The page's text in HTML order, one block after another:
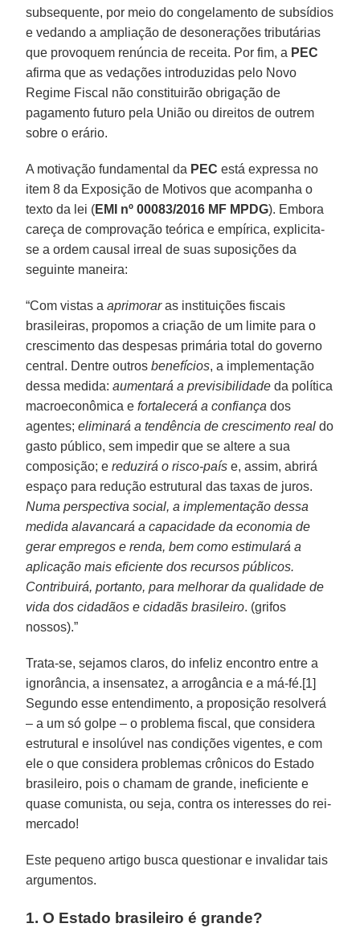
subsequente, por meio do congelamento de subsídios
e vedando a ampliação de desonerações tributárias
que provoquem renúncia de receita. Por fim, a PEC
afirma que as vedações introduzidas pelo Novo
Regime Fiscal não constituirão obrigação de
pagamento futuro pela União ou direitos de outrem
sobre o erário.
A motivação fundamental da PEC está expressa no
item 8 da Exposição de Motivos que acompanha o
texto da lei (EMI nº 00083/2016 MF MPDG). Embora
careça de comprovação teórica e empírica, explicita-
se a ordem causal irreal de suas suposições da
seguinte maneira:
“Com vistas aaprimoraras instituições fiscais
brasileiras, propomos a criação de um limite para o
crescimento das despesas primária total do governo
central. Dentre outrosbenefícios, a implementação
dessa medida:aumentará a previsibilidade da política
macroeconômica e fortalecerá a confiança dos
agentes;eliminará a tendência de crescimento real do
gasto público, sem impedir que se altere a sua
composição; e reduzirá o risco-país e, assim, abrirá
espaço para redução estrutural das taxas de juros.
Numa perspectiva social, a implementação dessa
medida alavancará a capacidade da economia de
gerar empregos e renda, bem como estimulará a
aplicação mais eficiente dos recursos públicos.
Contribuirá, portanto, para melhorar da qualidade de
vida dos cidadãos e cidadãs brasileiro. (grifos
nossos).”
Trata-se, sejamos claros, do infeliz encontro entre a
ignorância, a insensatez, a arrogância e a má-fé.[1]
Segundo esse entendimento, a proposição resolverá
– a um só golpe – o problema fiscal, que considera
estrutural e insolúvel nas condições vigentes, e com
ele o que considera problemas crônicos do Estado
brasileiro, pois o chamam de grande, ineficiente e
quase comunista, ou seja, contra os interesses do rei-
mercado!
Este pequeno artigo busca questionar e invalidar tais
argumentos.
1. O Estado brasileiro é grande?